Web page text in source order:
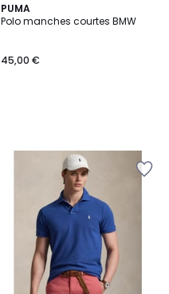
PUMA
Polo manches courtes BMW
45,00 €